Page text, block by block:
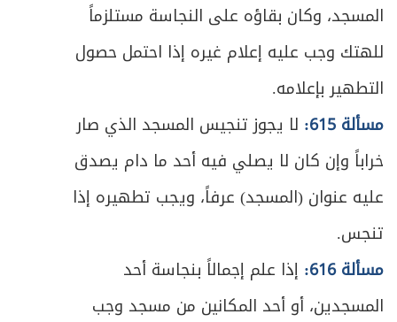
المسجد، وكان بقاؤه على النجاسة مستلزماً
للهتك وجب عليه إعلام غيره إذا احتمل حصول
التطهير بإعلامه.
مسألة 615:
لا يجوز تنجيس المسجد الذي صار
خراباً وإن كان لا يصلي فيه أحد ما دام يصدق
عليه عنوان (المسجد) عرفاً، ويجب تطهيره إذا
تنجس.
مسألة 616:
إذا علم إجمالاً بنجاسة أحد
المسجدين، أو أحد المكانين من مسجد وجب